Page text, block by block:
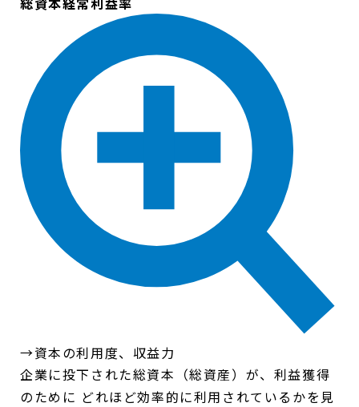
→資本の利用度、収益力
企業に投下された総資本（総資産）が、利益獲得
のために どれほど効率的に利用されているかを見